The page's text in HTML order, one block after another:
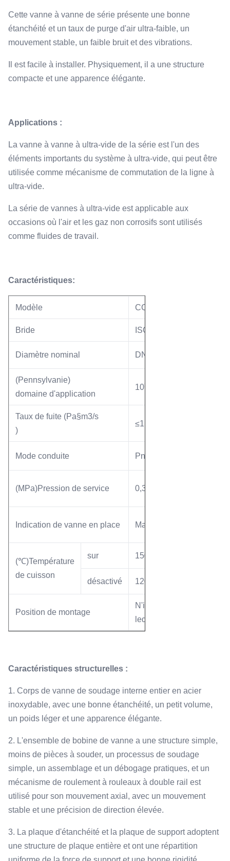
Cette vanne à vanne de série présente une bonne
étanchéité et un taux de purge d'air ultra-faible, un
mouvement stable, un faible bruit et des vibrations.
Il est facile à installer. Physiquement, il a une structure
compacte et une apparence élégante.
Applications :
La vanne à vanne à ultra-vide de la série est l'un des
éléments importants du système à ultra-vide, qui peut être
utilisée comme mécanisme de commutation de la ligne à
ultra-vide.
La série de vannes à ultra-vide est applicable aux
occasions où l'air et les gaz non corrosifs sont utilisés
comme fluides de travail.
Caractéristiques:
Modèle CCQ-35B
Bride ISO-K/F, CF
Diamètre nominal DN35
(Pennsylvanie)
domaine d'application
105
Taux de fuite (Pa§m3/s
)
≤1,3×10
Mode conduite Pneumatique
(MPa)Pression de service 0,3～0,4
Indication de vanne en place Magnétique
(℃)Température
de cuisson
sur 150
désactivé 120
Position de montage
N'importe
lequel
Caractéristiques structurelles :
1. Corps de vanne de soudage interne entier en acier
inoxydable, avec une bonne étanchéité, un petit volume,
un poids léger et une apparence élégante.
2. L'ensemble de bobine de vanne a une structure simple,
moins de pièces à souder, un processus de soudage
simple, un assemblage et un débogage pratiques, et un
mécanisme de roulement à rouleaux à double rail est
utilisé pour son mouvement axial, avec un mouvement
stable et une précision de direction élevée.
3. La plaque d'étanchéité et la plaque de support adoptent
une structure de plaque entière et ont une répartition